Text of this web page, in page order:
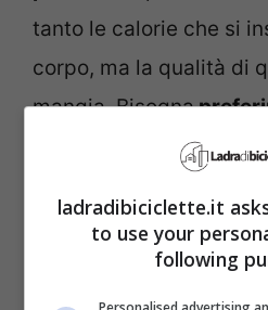
tanto le calorie che si
corpo, ma la qualità di
mangia. Bisogna
ricchi di fibre
pesce, pollo,
Eliminare gli zuccheriè
consiglio per tenere
ladradibiciclette.it
to use your
following